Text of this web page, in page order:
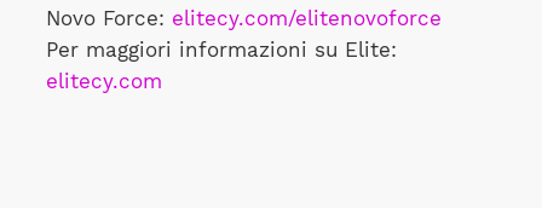
Novo Force: elitecy.com/elitenovoforce
Per maggiori informazioni su Elite:
elitecy.com